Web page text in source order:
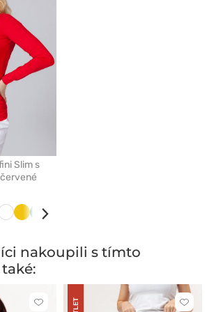
Slim s
Bílá ŽlutáZelená
nakoupili s tímto
Kliknutím